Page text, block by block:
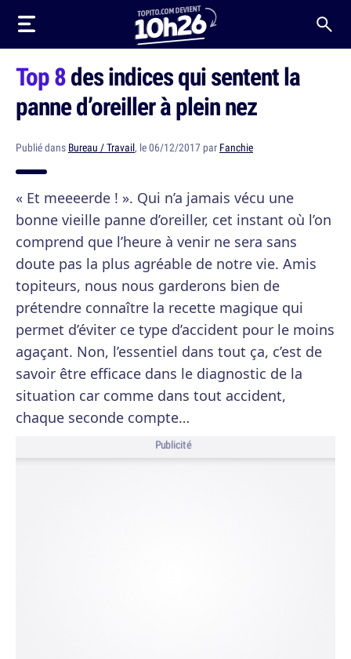
Top 8des indices qui sentent la
panne d’oreiller à plein nez
Publié dans Bureau / Travail, le 06/12/2017 par Fanchie
« Et meeeerde ! ». Qui n’a jamais vécu une
bonne vieille panne d’oreiller, cet instant où l’on
comprend que l’heure à venir ne sera sans
doute pas la plus agréable de notre vie. Amis
topiteurs, nous nous garderons bien de
prétendre connaître la recette magique qui
permet d’éviter ce type d’accident pour le moins
agaçant. Non, l’essentiel dans tout ça, c’est de
savoir être efficace dans le diagnostic de la
situation car comme dans tout accident,
chaque seconde compte…
Publicité